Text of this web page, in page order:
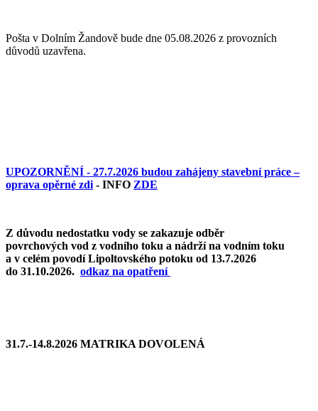
Pošta v Dolním Žandově bude dne 05.08.2026 z provozních
důvodů uzavřena.
UPOZORNĚNÍ - 27.7.2026 budou zahájeny stavební práce –
oprava opěrné zdi - INFO ZDE
Z důvodu nedostatku vody se zakazuje odběr
povrchových vod z vodního toku a nádrží na vodním toku
a v celém povodí Lipoltovského potoku od 13.7.2026
do 31.10.2026. odkaz na opatření
31.7.-14.8.2026 MATRIKA DOVOLENÁ